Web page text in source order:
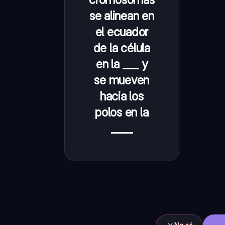
se alinean en
el ecuador
de la célula
en la ___ y
se mueven
hacia los
polos en la
____